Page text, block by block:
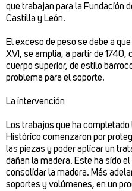
que trabajan para la Fundación
Castilla y León.
El exceso de peso se debe a
XVI, se amplía, a partir de
cuerpo superior, de estilo
problema para el soporte.
La intervención
Los trabajos que ha
Histórico comenzaron por
las piezas y poder aplicar un
dañan la madera. Este ha sido
consolidar la madera. Más
soportes y volúmenes, en un